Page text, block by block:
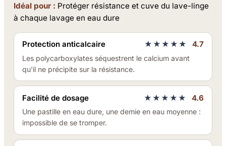
Idéal pour : Protéger résistance et cuve du lave-linge
à chaque lavage en eau dure
Protection anticalcaire ★★★★★ 4.7
Les polycarboxylates séquestrent le calcium avant
qu'il ne précipite sur la résistance.
Facilité de dosage ★★★★★ 4.6
Une pastille en eau dure, une demie en eau moyenne :
impossible de se tromper.